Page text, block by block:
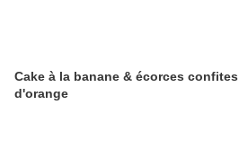
Cake à la banane & écorces confites
d'orange